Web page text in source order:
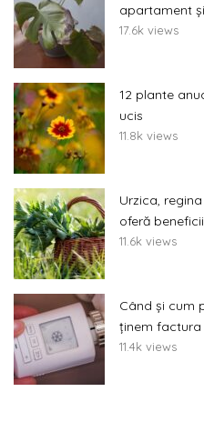
apartament
17.6k views
12 plante
ucis
11.8k views
Urzica,
oferă
11.6k views
Când și cum
ținem
11.4k views